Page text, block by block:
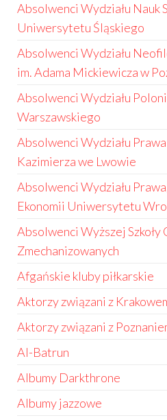
Absolwenci Wydziału Nauk
Uniwersytetu Śląskiego
Absolwenci Wydziału
im. Adama Mickiewicza w
Absolwenci Wydziału
Warszawskiego
Absolwenci Wydziału
Kazimierza we Lwowie
Absolwenci Wydziału
Ekonomii Uniwersytetu
Absolwenci Wyższej
Zmechanizowanych
Afgańskie kluby piłkarskie
Aktorzy związani z
Aktorzy związani z
Al-Batrun
Albumy Darkthrone
Albumy jazzowe